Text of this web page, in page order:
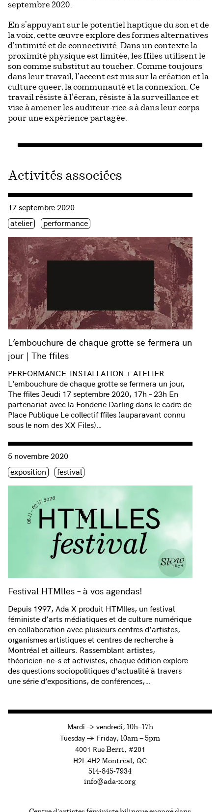
septembre 2020.
En s’appuyant sur le potentiel haptique du son et de
la voix, cette œuvre explore des formes alternatives
d’intimité et de connectivité. Dans un contexte la
proximité physique est limitée, les ffiles utilisent le
son comme substitut au toucher. Comme toujours
dans leur travail, l’accent est mis sur la création et la
culture queer, la communauté et la connexion. Ce
travail résiste à l’écran, résiste à la surveillance et
vise à amener les auditeur-rice-s à dans leur corps
pour une expérience partagée.
Activités associées
L’embouchure de chaque grotte se fermera un
jour | The ffiles
Consulter « L’embouchure de chaque grotte se fermera un
17 septembre 2020
Étiquette(s)
atelier performance
PERFORMANCE-INSTALLATION + ATELIER
L’embouchure de chaque grotte se fermera un jour,
The ffiles Jeudi 17 septembre 2020, 17h – 23h En
partenariat avec la Fonderie Darling dans le cadre de
Place Publique Le collectif ffiles (auparavant connu
sous le nom des XX Files)…
Festival HTMlles – à vos agendas!
Consulter « Festival HTMlles – à vos agendas! »
5 novembre 2020
Étiquette(s)
exposition festival
Depuis 1997, Ada X produit HTMlles, un festival
féministe d’arts médiatiques et de culture numérique
en collaboration avec plusieurs centres d’artistes,
organismes artistiques et centres de recherche à
Montréal et ailleurs. Rassemblant artistes,
théoricien-ne-s et activistes, chaque édition explore
des questions sociopolitiques d’actualité à travers
une série d’expositions, de conférences,…
Mardi →à
vendredi, 10h—17h
Tuesday →toFriday, 10am — 5pm
4001 RueBerri , #201
H2L 4H2 Montréal, QC
514-845-7934
info@ada-x.org